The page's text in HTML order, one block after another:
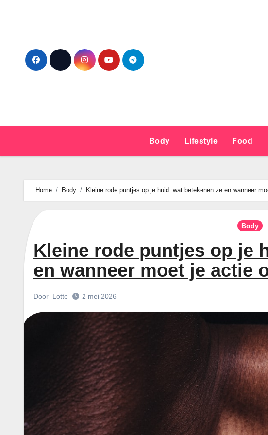
Body Lifestyle Food
Home Body Kleine rode puntjes op je huid: wat betekenen ze en wanneer
Body
Kleine rode puntjes op je
en wanneer moet je actie
Door Lotte 2 mei 2026